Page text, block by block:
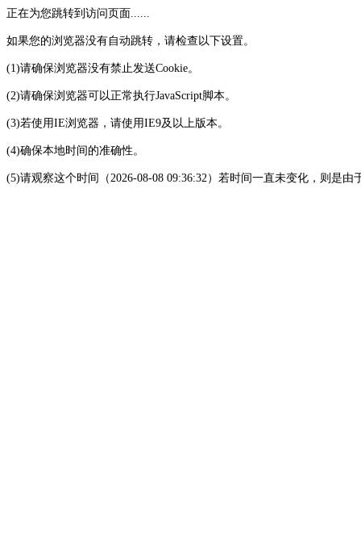
正在为您跳转到访问页面......
如果您的浏览器没有自动跳转，请检查以下设置。
(1)请确保浏览器没有禁止发送Cookie。
(2)请确保浏览器可以正常执行JavaScript脚本。
(3)若使用IE浏览器，请使用IE9及以上版本。
(4)确保本地时间的准确性。
(5)请观察这个时间（2026-08-08 09:36:32）若时间一直未变化，则是